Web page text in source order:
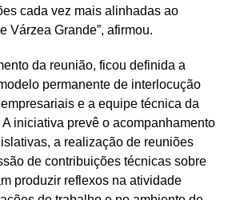
cada vez mais alinhadas ao
Várzea Grande”, afirmou.
da reunião, ficou definida a
permanente de interlocução
e a equipe técnica da
iniciativa prevê o acompanhamento
a realização de reuniões
de contribuições técnicas sobre
produzir reflexos na atividade